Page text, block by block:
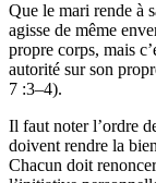
Que le mari rende à
agisse de même
propre corps, mais
autorité sur son
7 :3–4).
Il faut noter l’ordre
doivent rendre la
Chacun doit